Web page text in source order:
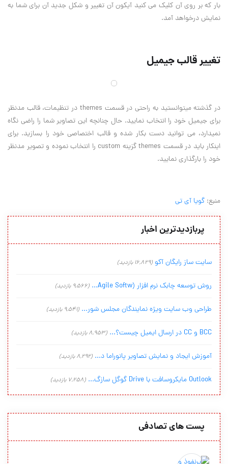
بار که بر روی آن کلیک می کنید آیکون آن تغییر و شکل جدید آن برای شما به
نمایش درخواهد آمد.
تغییر قالب جیمیل
در گذشته میتوانستید به راحتی در قسمت themes در تنظیمات، قالب مدنظر
برای جیمیل خود را انتخاب نمایید. حال چنانچه این تصاویر شما را راضی نگاه
نمیدارد، می توانید دست بکار شده و قالب اختصاصی خود را بسازید. برای
اینکار باید در قسمت themes گزینه custom را انتخاب نموده و تصویر مدنظر
خود را بارگذاری نمایید.
منبع: گویا آی تی
پربازدیدترین اخبار
سایت ساز رایگان آکو (16,829 بازدید)
روش توسعه چابک نرم افزار (Agile Softw... (9,566 بازدید)
طراحی وب سایت ویژه نمایندگان مجلس شور... (9,541 بازدید)
BCC و CC در ارسال ایمیل چیست؟... (8,953 بازدید)
آموزش ایجاد و نمایش تصاویر پانوراما د... (8,292 بازدید)
Outlook مایکروسافت با Drive گوگل سازگ... (7,258 بازدید)
پست های تصادفی